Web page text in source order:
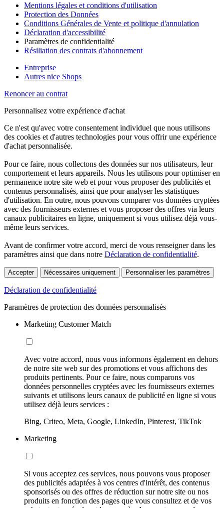
Mentions légales et conditions d'utilisation
Protection des Données
Conditions Générales de Vente et politique d'annulation
Déclaration d'accessibilité
Paramètres de confidentialité
Résiliation des contrats d'abonnement
Entreprise
Autres nice Shops
Renoncer au contrat
Personnalisez votre expérience d'achat
Ce n'est qu'avec votre consentement individuel que nous utilisons
des cookies et d'autres technologies pour vous offrir une expérience
d'achat personnalisée.
Pour ce faire, nous collectons des données sur nos utilisateurs, leur
comportement et leurs appareils. Nous les utilisons pour optimiser en
permanence notre site web et pour vous proposer des publicités et
contenus personnalisés, ainsi que pour analyser les statistiques
d'utilisation. En outre, nous pouvons comparer vos données cryptées
avec des fournisseurs externes et vous proposer des offres via leurs
canaux publicitaires en ligne, uniquement si vous utilisez déjà vous-
même leurs services.
Avant de confirmer votre accord, merci de vous renseigner dans les
paramètres ainsi que dans notre Déclaration de confidentialité.
Accepter Nécessaires uniquement Personnaliser les paramètres
Déclaration de confidentialité
Paramètres de protection des données personnalisés
Marketing Customer Match
Avec votre accord, nous vous informons également en dehors
de notre site web sur des promotions et vous affichons des
produits pertinents. Pour ce faire, nous comparons vos
données personnelles cryptées avec les fournisseurs externes
suivants et utilisons leurs canaux de publicité en ligne si vous
utilisez déjà leurs services :
Bing, Criteo, Meta, Google, LinkedIn, Pinterest, TikTok
Marketing
Si vous acceptez ces services, nous pouvons vous proposer
des publicités adaptées à vos centres d'intérêt, des contenus
sponsorisés ou des offres de réduction sur notre site ou nos
produits en fonction des pages que vous consultez et de vos